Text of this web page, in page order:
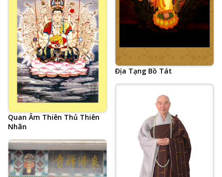
Địa Tạng Bồ Tát
Quan Âm Thiên Thủ Thiên
Nhãn